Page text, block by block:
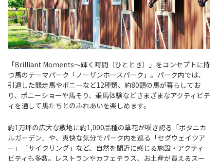
「Brilliant Moments～輝く時間（ひととき）」をコンセプトに持
つ馬のテーマパーク「ノーザンホースパーク」。パーク内では、
引退した競走馬やポニーなど12種類、約80頭の馬が暮らしてお
り、ポニーショーや馬そり、乗馬体験などさまざまなアクティビテ
ィを通して馬たちとのふれあいを楽しめます。
約1万坪の広大な敷地に約1,000品種の草花が咲き誇る「ボタニカ
ルガーデン」や、爽快な気分でパーク内を巡る「セグウェイツア
ー」「サイクリング」など、自然を間近に感じる施設・アクティ
ビティも多数。レストランやカフェテラス、お土産が買えるスー